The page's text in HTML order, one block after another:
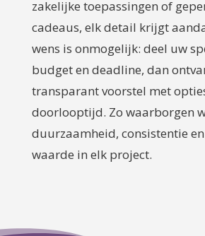
zakelijke toepassingen of
cadeaus, elk detail krijgt
wens is onmogelijk: deel uw
budget en deadline, dan
transparant voorstel met
doorlooptijd. Zo waarborgen
duurzaamheid, consistentie
waarde in elk project.